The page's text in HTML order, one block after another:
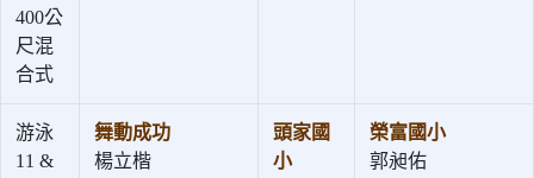
400公
尺混
合式
游泳
11 &
舞動成功
楊立楷
頭家國
小
榮富國小
郭昶佑